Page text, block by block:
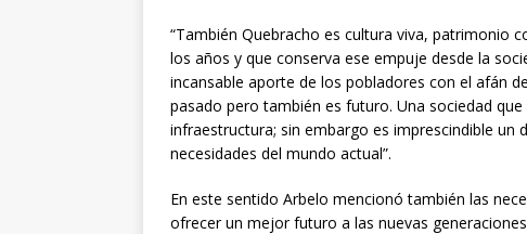
“También Quebracho es cultura viva, patrimonio
los años y que conserva ese empuje desde la
incansable aporte de los pobladores con el afán
pasado pero también es futuro. Una sociedad
infraestructura; sin embargo es imprescindible un
necesidades del mundo actual”.
En este sentido Arbelo mencionó también las
ofrecer un mejor futuro a las nuevas